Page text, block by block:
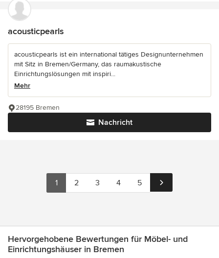
acousticpearls
acousticpearls ist ein international tätiges Designunternehmen
mit Sitz in Bremen/Germany, das raumakustische
Einrichtungslösungen mit inspiri...
Mehr
Nachricht
28195 Bremen
1 2 3 4 5
Hervorgehobene Bewertungen für Möbel- und
Einrichtungshäuser in Bremen